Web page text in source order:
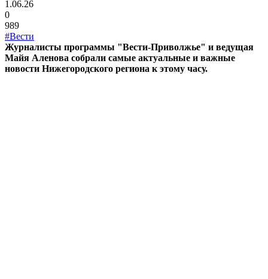
1.06.26
0
989
#Вести
Журналисты программы "Вести-Приволжье" и ведущая
Майя Аленова собрали самые актуальные и важные
новости Нижегородского региона к этому часу.